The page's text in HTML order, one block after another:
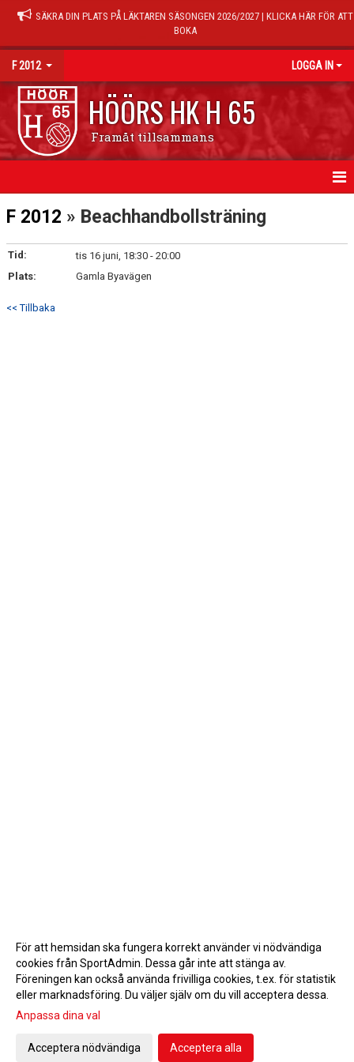
SÄKRA DIN PLATS PÅ LÄKTAREN SÄSONGEN 2026/2027 | KLICKA HÄR FÖR ATT
BOKA
F 2012 LOGGA IN
HÖÖRS HK H 65
Framåt tillsammans
HEM
NYHETER
KALENDER
TRÄNINGSTIDER
F 2012 » Beachhandbollsträning
Tid:
tis 16 juni, 18:30 - 20:00
Plats:
Gamla Byavägen
<< Tillbaka
Gå till Webbversion
För att hemsidan ska fungera korrekt använder vi nödvändiga
cookies från SportAdmin. Dessa går inte att stänga av.
Föreningen kan också använda frivilliga cookies, t.ex. för statistik
eller marknadsföring. Du väljer själv om du vill acceptera dessa.
Anpassa dina val
Acceptera nödvändiga Acceptera alla